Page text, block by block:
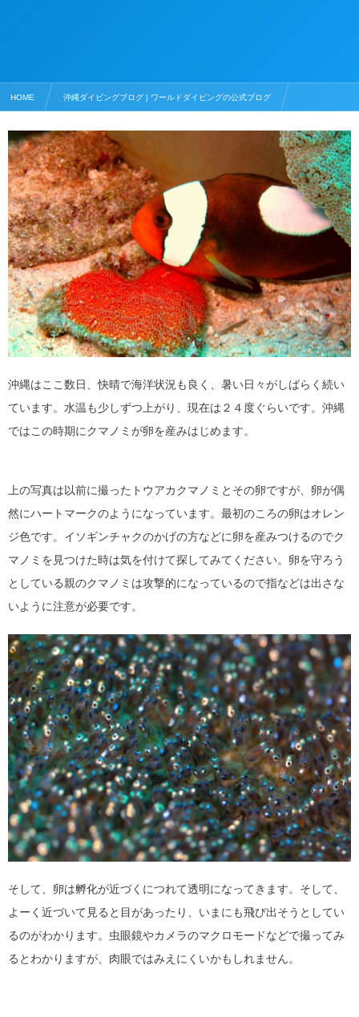
HOME 沖縄ダイビングブログ | ワールドダイビングの公式ブログ
沖縄はここ数日、快晴で海洋状況も良く、暑い日々がしばらく続い
ています。水温も少しずつ上がり、現在は２４度ぐらいです。沖縄
ではこの時期にクマノミが卵を産みはじめます。
上の写真は以前に撮ったトウアカクマノミとその卵ですが、卵が偶
然にハートマークのようになっています。最初のころの卵はオレン
ジ色です。イソギンチャクのかげの方などに卵を産みつけるのでク
マノミを見つけた時は気を付けて探してみてください。卵を守ろう
としている親のクマノミは攻撃的になっているので指などは出さな
いように注意が必要です。
そして、卵は孵化が近づくにつれて透明になってきます。そして、
よーく近づいて見ると目があったり、いまにも飛び出そうとしてい
るのがわかります。虫眼鏡やカメラのマクロモードなどで撮ってみ
るとわかりますが、肉眼ではみえにくいかもしれません。